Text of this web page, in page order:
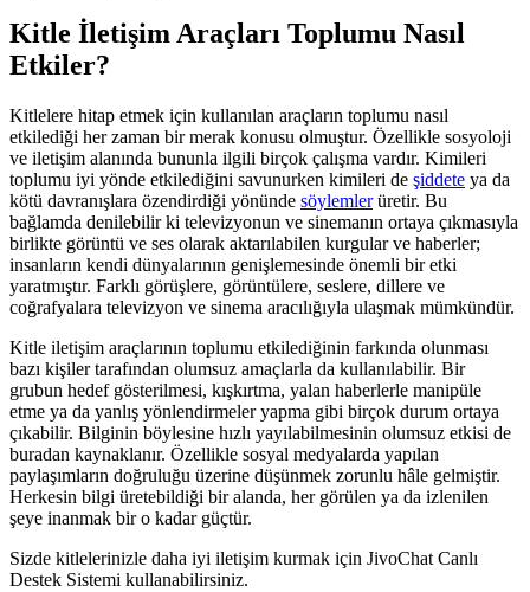
Kitle İletişim Araçları Toplumu Nasıl
Etkiler?
Kitlelere hitap etmek için kullanılan araçların toplumu nasıl
etkilediği her zaman bir merak konusu olmuştur. Özellikle sosyoloji
ve iletişim alanında bununla ilgili birçok çalışma vardır. Kimileri
toplumu iyi yönde etkilediğini savunurken kimileri de şiddete ya da
kötü davranışlara özendirdiği yönünde söylemlerüretir. Bu
bağlamda denilebilir ki televizyonun ve sinemanın ortaya çıkmasıyla
birlikte görüntü ve ses olarak aktarılabilen kurgular ve haberler;
insanların kendi dünyalarının genişlemesinde önemli bir etki
yaratmıştır. Farklı görüşlere, görüntülere, seslere, dillere ve
coğrafyalara televizyon ve sinema aracılığıyla ulaşmak mümkündür.
Kitle iletişim araçlarının toplumu etkilediğinin farkında olunması
bazı kişiler tarafından olumsuz amaçlarla da kullanılabilir. Bir
grubun hedef gösterilmesi, kışkırtma, yalan haberlerle manipüle
etme ya da yanlış yönlendirmeler yapma gibi birçok durum ortaya
çıkabilir. Bilginin böylesine hızlı yayılabilmesinin olumsuz etkisi de
buradan kaynaklanır. Özellikle sosyal medyalarda yapılan
paylaşımların doğruluğu üzerine düşünmek zorunlu hâle gelmiştir.
Herkesin bilgi üretebildiği bir alanda, her görülen ya da izlenilen
şeye inanmak bir o kadar güçtür.
Sizde kitlelerinizle daha iyi iletişim kurmak için JivoChat Canlı
Destek Sistemi kullanabilirsiniz.